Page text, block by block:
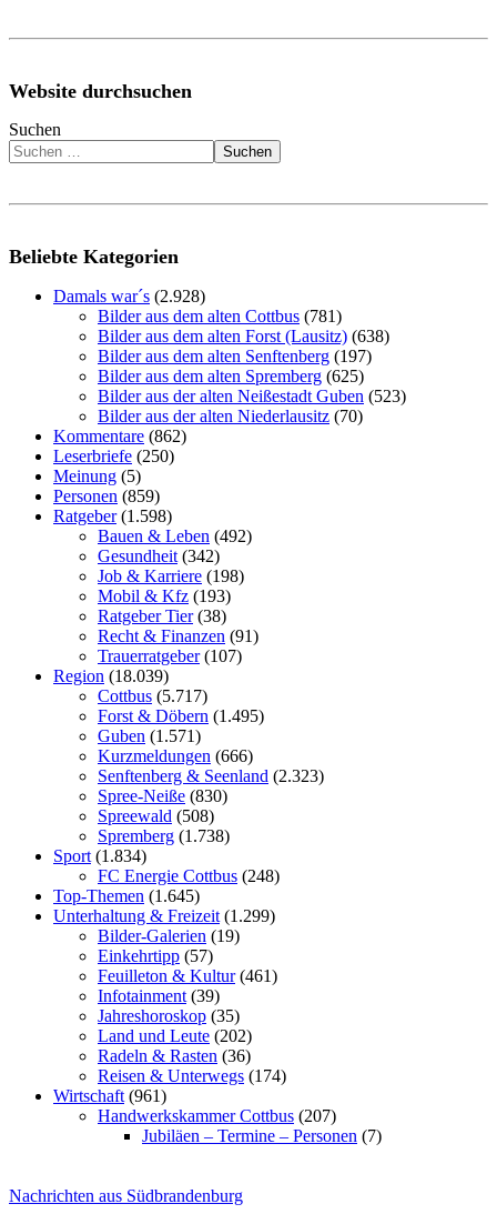
Website durchsuchen
Suchen
Suchen
Beliebte Kategorien
Damals war´s (2.928)
Bilder aus dem alten Cottbus (781)
Bilder aus dem alten Forst (Lausitz) (638)
Bilder aus dem alten Senftenberg (197)
Bilder aus dem alten Spremberg (625)
Bilder aus der alten Neißestadt Guben (523)
Bilder aus der alten Niederlausitz (70)
Kommentare (862)
Leserbriefe (250)
Meinung (5)
Personen (859)
Ratgeber(1.598)
Bauen & Leben (492)
Gesundheit (342)
Job & Karriere (198)
Mobil & Kfz (193)
Ratgeber Tier(38)
Recht & Finanzen (91)
Trauerratgeber(107)
Region (18.039)
Cottbus (5.717)
Forst & Döbern (1.495)
Guben (1.571)
Kurzmeldungen (666)
Senftenberg & Seenland (2.323)
Spree-Neiße (830)
Spreewald (508)
Spremberg (1.738)
Sport (1.834)
FC Energie Cottbus (248)
Top-Themen (1.645)
Unterhaltung & Freizeit (1.299)
Bilder-Galerien (19)
Einkehrtipp (57)
Feuilleton & Kultur(461)
Infotainment (39)
Jahreshoroskop (35)
Land und Leute (202)
Radeln & Rasten (36)
Reisen & Unterwegs (174)
Wirtschaft (961)
Handwerkskammer Cottbus (207)
Jubiläen – Termine – Personen (7)
Nachrichten aus Südbrandenburg